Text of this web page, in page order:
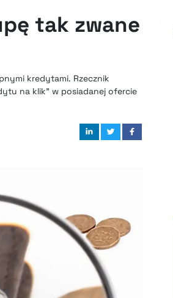
tak zwane
kredytami. Rzecznik
na klik” w posiadanej ofercie